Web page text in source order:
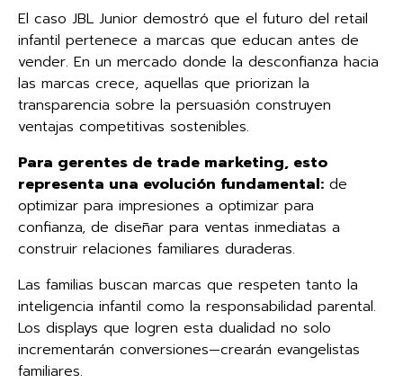
El caso JBL Junior demostró que el futuro del retail
infantil pertenece a marcas que educan antes de
vender. En un mercado donde la desconfianza hacia
las marcas crece, aquellas que priorizan la
transparencia sobre la persuasión construyen
ventajas competitivas sostenibles.
Para gerentes de trade marketing, esto
representa una evolución fundamental: de
optimizar para impresiones a optimizar para
confianza, de diseñar para ventas inmediatas a
construir relaciones familiares duraderas.
Las familias buscan marcas que respeten tanto la
inteligencia infantil como la responsabilidad parental.
Los displays que logren esta dualidad no solo
incrementarán conversiones—crearán evangelistas
familiares.